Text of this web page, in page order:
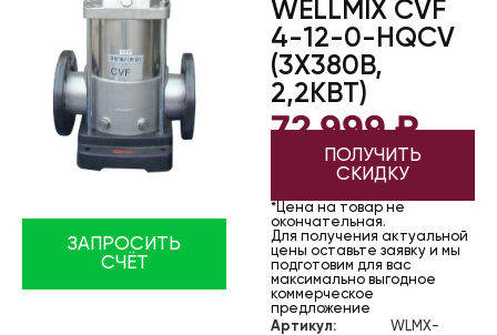
ЗАПРОСИТЬ
СЧЁТ
WELLMIX CVF
4-12-0-HQCV
(3Х380В,
2,2КВТ)
72 999₽
ПОЛУЧИТЬ
СКИДКУ
*Цена на товар не
окончательная.
Для получения актуальной
цены оставьте заявку и мы
подготовим для вас
максимально выгодное
коммерческое
предложение
Артикул:
WLMX-